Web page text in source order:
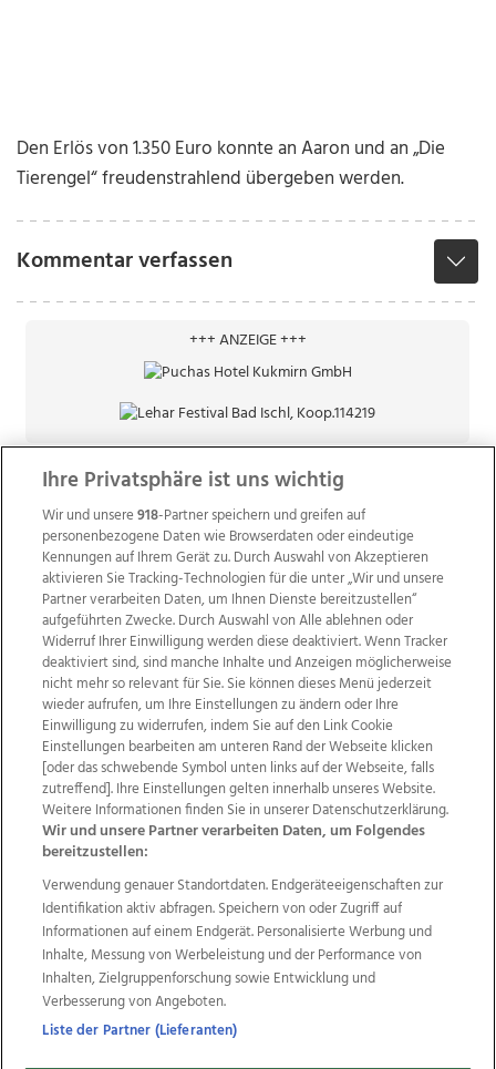
Den Erlös von 1.350 Euro konnte an Aaron und an „Die
Tierengel“ freudenstrahlend übergeben werden.
Kommentar verfassen
+++ ANZEIGE +++
Wir über uns Mediadaten Kontakt
Jobs
Datenschutz
Impressum
AGB Anzeigekunden
AGB Website
Ehrenkodex Politische Werbung
Weitere Angebote des Medienhauses Wimmer
TV1 di-mog-i.at OÖNow
Ischler Woche
Life Radio
OÖNachrichten
OÖN Immobilien
OÖN Karriere
OÖN Reise
Promenaden Galerien
Regionaljobs
wasistlos.at wirtrauern.at
Ihre Privatsphäre ist uns wichtig
Wir und unsere918-Partner speichern und greifen auf
personenbezogene Daten wie Browserdaten oder eindeutige
Kennungen auf Ihrem Gerät zu. Durch Auswahl von Akzeptieren
aktivieren Sie Tracking-Technologien für die unter „Wir und unsere
Partner verarbeiten Daten, um Ihnen Dienste bereitzustellen“
aufgeführten Zwecke. Durch Auswahl von Alle ablehnen oder
Widerruf Ihrer Einwilligung werden diese deaktiviert. Wenn Tracker
deaktiviert sind, sind manche Inhalte und Anzeigen möglicherweise
nicht mehr so relevant für Sie. Sie können dieses Menü jederzeit
wieder aufrufen, um Ihre Einstellungen zu ändern oder Ihre
Einwilligung zu widerrufen, indem Sie auf den Link Cookie
Einstellungen bearbeiten am unteren Rand der Webseite klicken
[oder das schwebende Symbol unten links auf der Webseite, falls
zutreffend]. Ihre Einstellungen gelten innerhalb unseres Website.
Weitere Informationen finden Sie in unserer Datenschutzerklärung.
Wir und unsere Partner verarbeiten Daten, um Folgendes
bereitzustellen:
Verwendung genauer Standortdaten. Endgeräteeigenschaften zur
Identifikation aktiv abfragen. Speichern von oder Zugriff auf
Informationen auf einem Endgerät. Personalisierte Werbung und
Inhalte, Messung von Werbeleistung und der Performance von
Inhalten, Zielgruppenforschung sowie Entwicklung und
Verbesserung von Angeboten.
Liste der Partner (Lieferanten)